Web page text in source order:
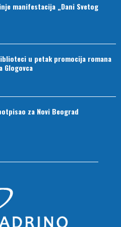
manifestacija „Dani Svetog
u petak promocija romana
Glogovca
za Novi Beograd